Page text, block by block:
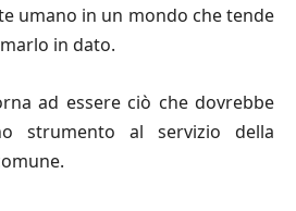
umano in un mondo che tende
in dato.
ad essere ciò che dovrebbe
strumento al servizio della